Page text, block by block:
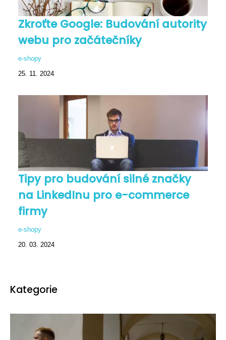
Zkroťte Google: Budování autority
webu pro začátečníky
e-shopy
25. 11. 2024
Tipy pro budování silné značky
na LinkedInu pro e-commerce
firmy
e-shopy
20. 03. 2024
Kategorie